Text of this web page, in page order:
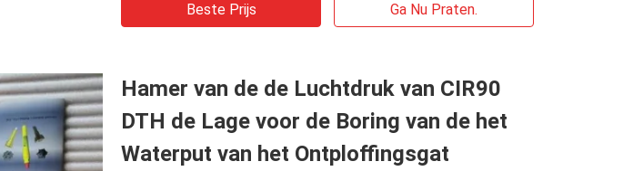
Beste Prijs Ga Nu Praten.
Hamer van de de Luchtdruk van CIR90
DTH de Lage voor de Boring van de het
Waterput van het Ontploffingsgat